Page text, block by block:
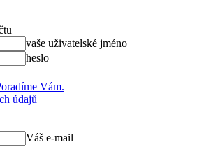
vaše uživatelské jméno
heslo
Vám.
údajů
Váš e-mail